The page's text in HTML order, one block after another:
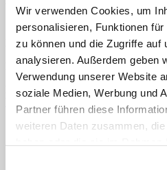
Wir verwenden Cookies, um
personalisieren, Funktionen
zu können und die Zugriffe auf
analysieren. Außerdem geben
Verwendung unserer Website
soziale Medien, Werbung und
Partner führen diese
weiteren Daten zusammen,
Home
Über uns
Shop
Info
News
Suchen nach:
Suchen nach:
Veröffentlicht5. März 2021bei423
Klettmappe, TEACCH, Raupen
Klettmappe, TEACCH, Raupen
Kommentare und Trackbacks sind
AGB Datenschutz Widerruf